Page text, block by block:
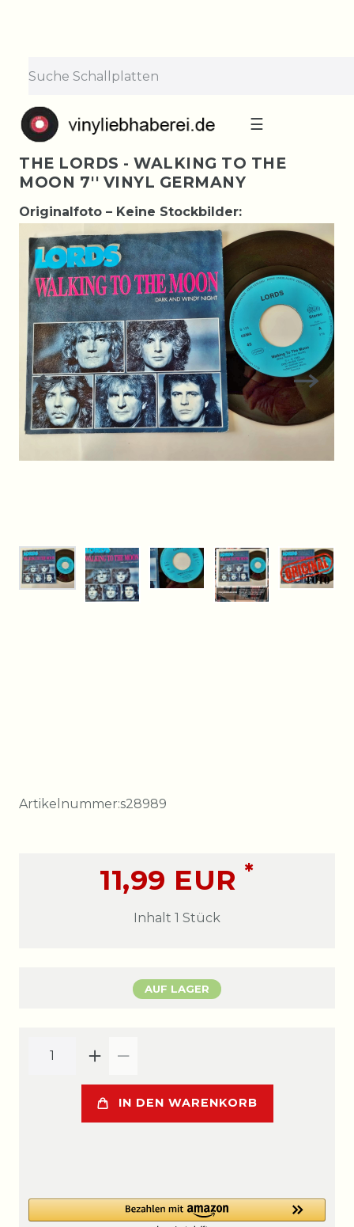
☰
THE LORDS - WALKING TO THE
MOON 7'' VINYL GERMANY
Originalfoto – Keine Stockbilder:
Artikelnummer:s28989
11,99 EUR*
Inhalt 1 Stück
AUF LAGER
IN DEN WARENKORB